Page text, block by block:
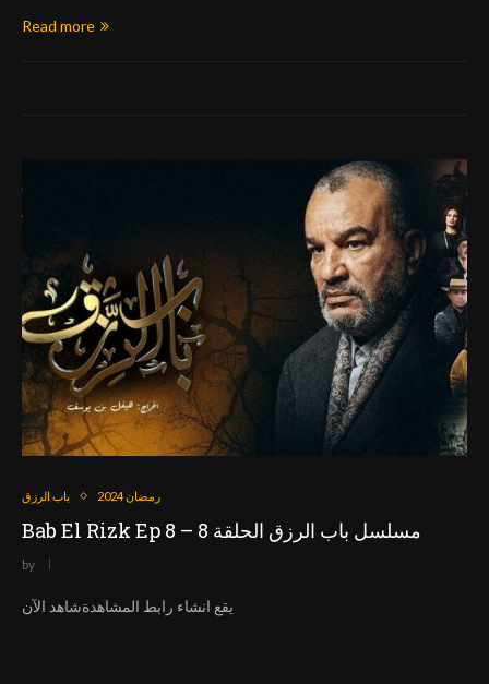
Read more
باب الرزق رمضان 2024
Bab El Rizk Ep 8 – مسلسل باب الرزق الحلقة 8
by
يقع انشاء رابط المشاهدةشاهد الآن